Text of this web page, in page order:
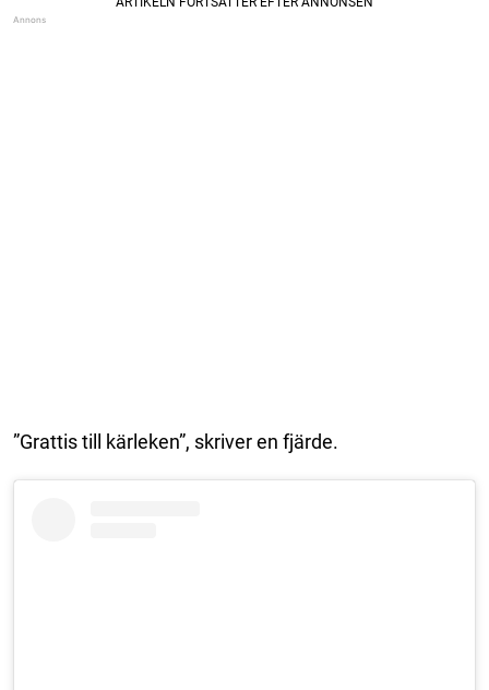
”Grattis till kärleken”, skriver en fjärde.